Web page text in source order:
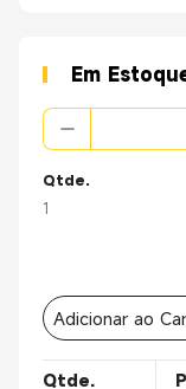
Em
Qtde.
1
Adicionar ao
Qtde.